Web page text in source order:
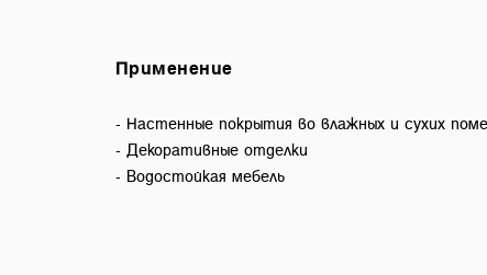
Применение
- Настенные покрытия во влажных и сухих
- Декоративные отделки
- Водостойкая мебель